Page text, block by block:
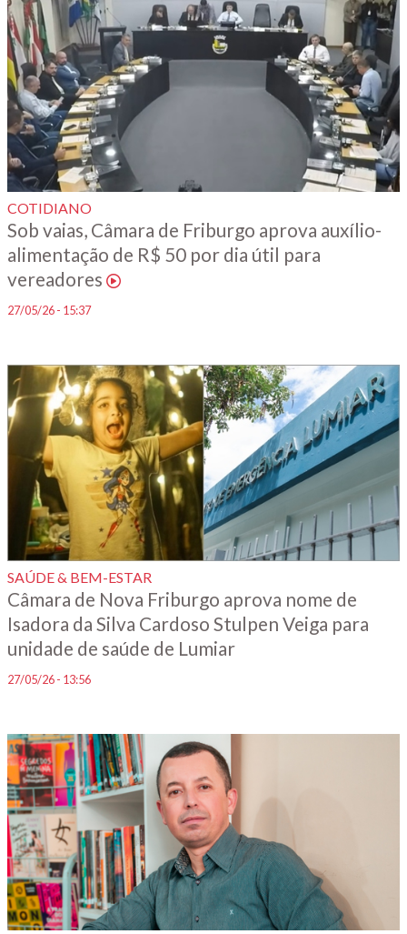
COTIDIANO
Sob vaias, Câmara de Friburgo aprova auxílio-
alimentação de R$ 50 por dia útil para
vereadores
27/05/26 - 15:37
SAÚDE & BEM-ESTAR
Câmara de Nova Friburgo aprova nome de
Isadora da Silva Cardoso Stulpen Veiga para
unidade de saúde de Lumiar
27/05/26 - 13:56